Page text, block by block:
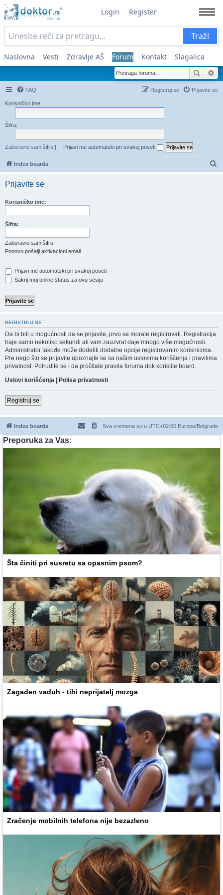
Login Register
Traži
Naslovna Vesti Zdravlje AŠ Forum Kontakt Slagalica
FAQ Prijavite se
Registruj se
Korisničko ime:
Šifra:
Zaboravio sam šifru | Prijavi me automatski pri svakoj poseti
Index boarda
Prijavite se
Korisničko ime:
Šifra:
Zaboravio sam šifru
Ponovo pošalji aktivacioni email
Prijavi me automatski pri svakoj poseti
Sakrij moj online status za ovu sesiju
REGISTRUJ SE
Da bi bili u mogućnosti da se prijavite, prvo se morate registrovati. Registracija
traje samo nekoliko sekundi ali vam zauzvrat daje mnogo više mogućnosti.
Administrator takođe može dodeliti dodatne opcije registrovanim korisnicima.
Pre nego što se prijavite upoznajte se sa našim uslovima korišćenja i pravilima
privatnost. Potrudite se i da pročitate pravila foruma dok koristite board.
Uslovi korišćenja
Polisa privatnosti
Registruj se
Index boarda Sva vremena su u UTC+02:00 Europe/Belgrade
Preporuka za Vas:
Šta činiti pri susretu sa opasnim psom?
Zagađen vaduh - tihi neprijatelj mozga
Zračenje mobilnih telefona nije bezazleno